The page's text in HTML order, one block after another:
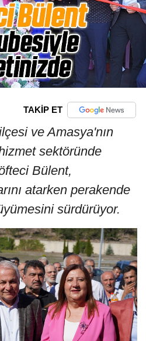
TAKİP ET
ve Amasya'nın
sektöründe
Bülent,
atarken perakende
sürdürüyor.